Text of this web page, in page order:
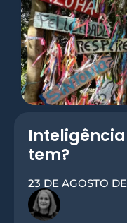
tem?
23 DE AGOSTO